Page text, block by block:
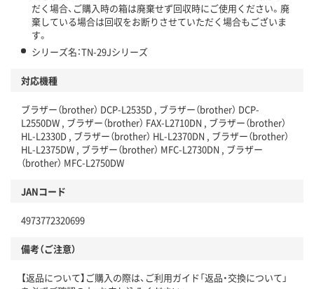
だく場合、ご購入時の箱は廃棄せず回収時にご使用ください。廃
棄している場合は回収をお断りさせていただく場合もございま
す。
シリーズ名：TN-29Jシリーズ
対応機種
ブラザー（brother） DCP-L2535D , ブラザー（brother） DCP-
L2550DW , ブラザー（brother） FAX-L2710DN , ブラザー（brother）
HL-L2330D , ブラザー（brother） HL-L2370DN , ブラザー（brother）
HL-L2375DW , ブラザー（brother） MFC-L2730DN , ブラザー
（brother） MFC-L2750DW
JANコード
4973772320699
備考（ご注意）
【返品について】ご購入の際は、ご利用ガイド「返品・交換について」